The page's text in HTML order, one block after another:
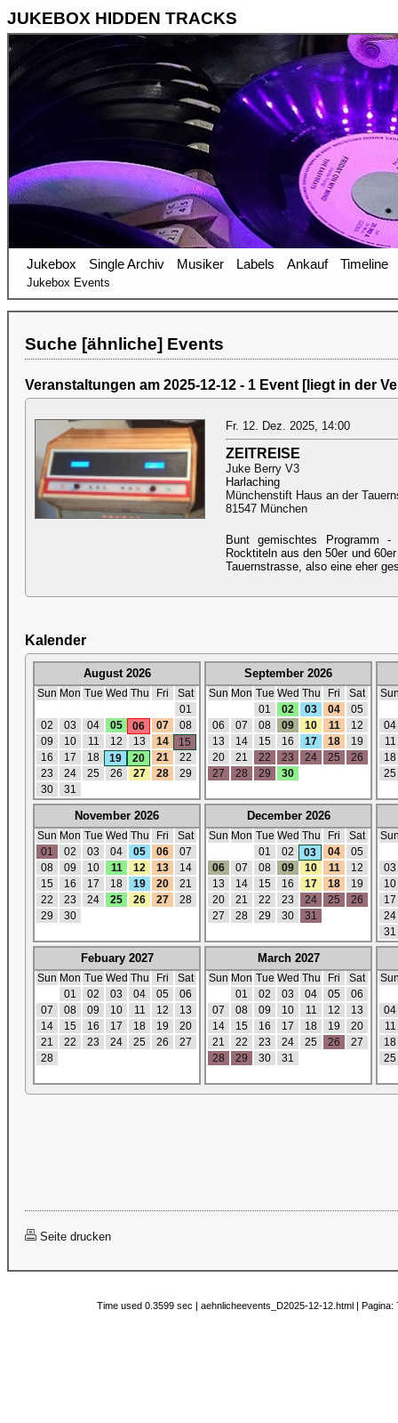
JUKEBOX HIDDEN TRACKS
Jukebox Single Archiv Musiker Labels Ankauf Timeline
Jukebox Events
Suche [ähnliche] Events
Veranstaltungen am 2025-12-12 - 1 Event [liegt in der
Fr. 12. Dez. 2025, 14:00
ZEITREISE
Juke Berry V3
Harlaching
Münchenstift Haus an der
81547 München
Bunt gemischtes Programm
Rocktiteln aus den 50er und
Tauernstrasse, also eine eher
Kalender
August 2026
Sun Mon Tue Wed Thu Fri
Sat
01
02
03 04 05 06 07
08
09
10 11 12 13 14
15
16
17 18 19 20 21
22
23
24 25 26 27 28
29
30
31
September 2026
Sun Mon Tue Wed Thu Fri
Sat
01
02 03 04
05
06
07 08 09 10 11
12
13
14 15 16 17 18
19
20
21 22 23 24 25
26
27
28 29 30
04
11
18
25
November 2026
Sun Mon Tue Wed Thu Fri
Sat
01
02 03 04 05 06
07
08
09 10 11 12 13
14
15
16 17 18 19 20
21
22
23 24 25 26 27
28
29
30
December 2026
Sun Mon Tue Wed Thu Fri
Sat
01
02 03 04
05
06
07 08 09 10 11
12
13
14 15 16 17 18
19
20
21 22 23 24 25
26
27
28 29 30 31
03
10
17
24
31
Febuary 2027
Sun Mon Tue Wed Thu Fri
Sat
01
02 03 04 05
06
07
08 09 10 11 12
13
14
15 16 17 18 19
20
21
22 23 24 25 26
27
28
March 2027
Sun Mon Tue Wed Thu Fri
Sat
01
02 03 04 05
06
07
08 09 10 11 12
13
14
15 16 17 18 19
20
21
22 23 24 25 26
27
28
29 30 31
04
11
18
25
Seite drucken
Time used 0.3599 sec | aehnlicheevents_D2025-12-12.html |